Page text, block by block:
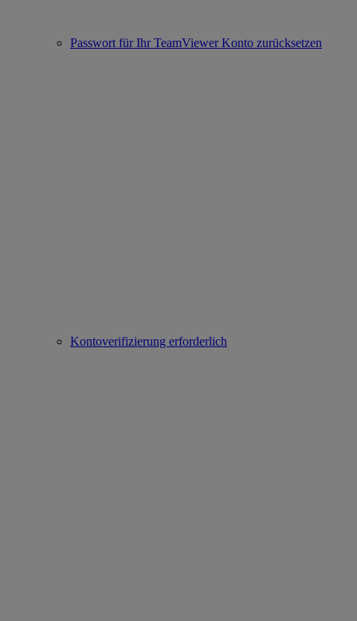
Passwort für Ihr TeamViewer Konto zurücksetzen
Kontoverifizierung erforderlich